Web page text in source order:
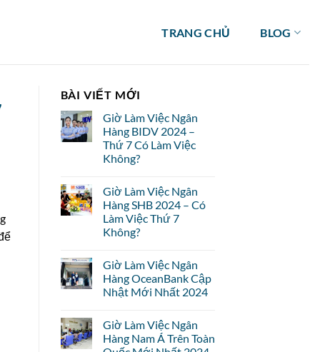
TRANG CHỦ BLOG
BÀI VIẾT MỚI
Giờ Làm Việc Ngân
Hàng BIDV 2024 –
Thứ 7 Có Làm Việc
Không?
Giờ Làm Việc Ngân
Hàng SHB 2024 – Có
Làm Việc Thứ 7
Không?
Giờ Làm Việc Ngân
Hàng OceanBank Cập
Nhật Mới Nhất 2024
Giờ Làm Việc Ngân
Hàng Nam Á Trên Toàn